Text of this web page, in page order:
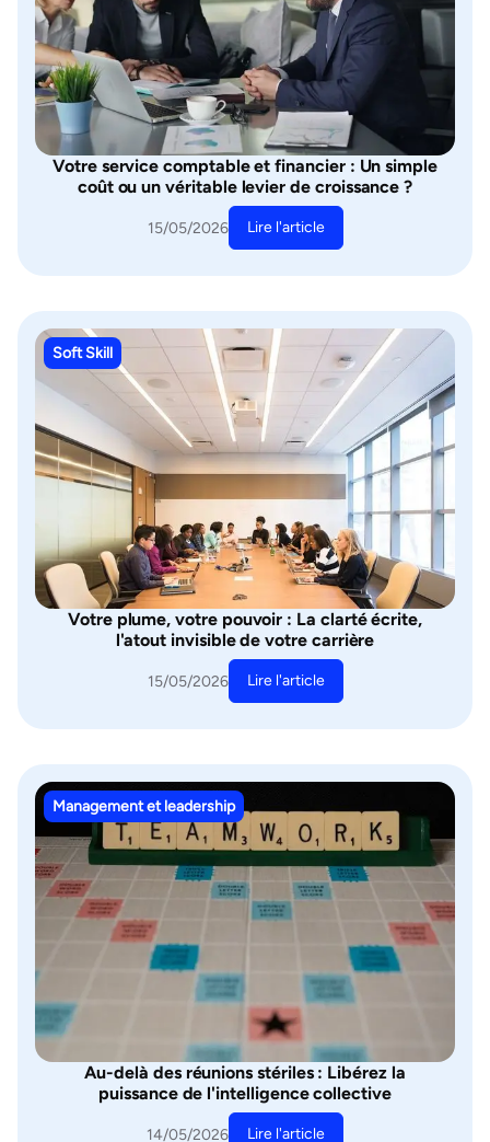
Votre service comptable et financier : Un simple
coût ou un véritable levier de croissance ?
15/05/2026 Lire l'article
Soft Skill
Votre plume, votre pouvoir : La clarté écrite,
l'atout invisible de votre carrière
15/05/2026 Lire l'article
Management et leadership
Au-delà des réunions stériles : Libérez la
puissance de l'intelligence collective
14/05/2026 Lire l'article